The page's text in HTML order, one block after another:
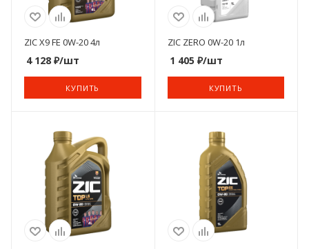
ZIC X9 FE 0W-20 4л
4 128 ₽/шт
КУПИТЬ
ZIC ZERO 0W-20 1л
1 405 ₽/шт
КУПИТЬ